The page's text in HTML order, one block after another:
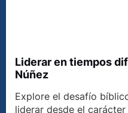
Liderar en tiempos
Núñez
Explore el desafío
liderar desde el